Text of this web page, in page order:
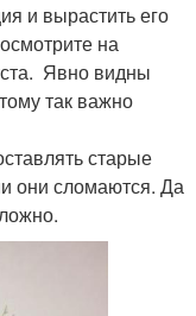
и вырастить его
на
Явно видны
так важно
старые
они сломаются. Да